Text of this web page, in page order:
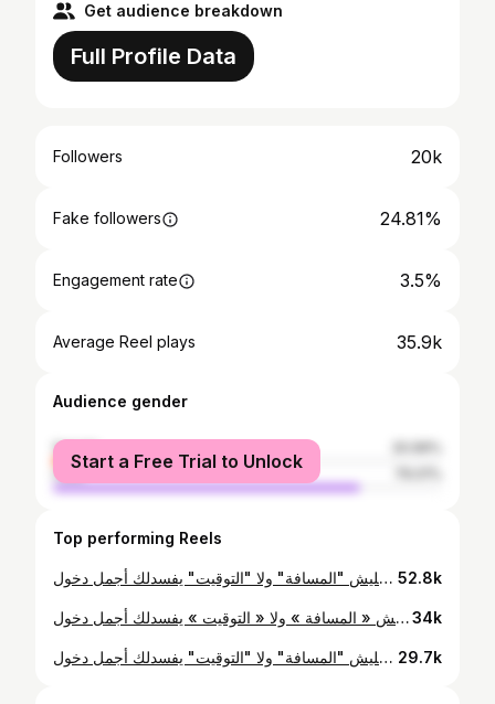
Get audience breakdown
Full Profile Data
Followers 20k
Fake followers 24.81%
Engagement rate 3.5%
Average Reel plays 35.9k
Audience gender
female
male
Start a Free Trial to Unlock
Top performing Reels
يوم زفافك يتعاش مرة فالعمر.. ما تخليش "المسافة" ولا "التوقيت" يفسدلك أجمل دخول 🇩🇿✈️💍 سواء كنت هنا في البلاد، ولا راك جاي من الغربة باش تفرح مع لافامي.. لحظة وصولك لازم تكون "تاريخية". الباب يتفتح.. الأنظار تحبس.. والكل يقول: "الله يبارك، جا السلطان". في Luxury Force، حنا ماشي غير كراء.. حنا "شريكك" في صناعة الهيبة: ✅ أسطول Vip (G-Class, S-Class, Range..) واجد ونقي يستناك. ✅ حجز سهل ومضمون من الخارج (تهنى من هم الطرونسبور قبل ما تقلع الطيارة). ✅ تعامل احترافي يليق بمقامك (وقتنا هو وقتنا). ✅ مظهر سينمائي يخلد صورك وفيديوهاتك للأبد. ⏳ نصيحة خاوة: الصيف راهو قريب، والسيارات "الملكية" تطير بالحجز المسبق. ما تضيعش وقتك فالمطار تحوس.. احجز "قدرك" من الآن وارتاح. "الغربة صعيبة.. بصح العرس فالجزائر لازم يكون حلو". ❤️ 📩 ابعثلنا رسالة (DM) ولا اتصل عبر الواتساب (الرقم في البيو). مرحباً بولاد لبلاد وين ما كانوا. 📍 متواجدون في الجزائر العاصمة وضواحيها. . . . #luxuryforcelocationvoiture #LuxuryForce #AlgerianWedding #MariageAlgerien #CortegeMariage #Zmigria #AlgeriensdeFrance #DiasporaDz #Marseille #Paris #DubaiDz #Algiers #Oran #عرس_جزائري #الجالية_الجزائرية #تصديرة_العروس_الجزائرية #كراء_سيارات #فخامة #GClassDZ #SClass #MariageDz #الجزائر #مغتربين_الجزائر 52.8k
يوم زفافك يتعاش مرة فالعمر.. ما تخليش « المسافة » ولا « التوقيت » يفسدلك أجمل دخول 🇩🇿✈️💍 سواء كنت هنا في البلاد، ولا راك جاي من الغربة باش تفرح مع لافامي.. لحظة وصولك لازم تكون « تاريخية ». الباب يتفتح.. الأنظار تحبس.. والكل يقول: « الله يبارك، جا السلطان ». في Luxury Force، حنا ماشي غير كراء.. حنا « شريكك » في صناعة الهيبة: ✅ أسطول Vip (G-Class, S-Class, Range..) واجد ونقي يستناك. ✅ حجز سهل ومضمون من الخارج (تهنى من هم الطرونسبور قبل ما تقلع الطيارة). ✅ تعامل احترافي يليق بمقامك (وقتنا هو وقتنا). ✅ مظهر سينمائي يخلد صورك وفيديوهاتك للأبد. ⏳ نصيحة خاوة: الصيف راهو قريب، والسيارات « الملكية » تطير بالحجز المسبق. ما تضيعش وقتك فالمطار تحوس.. احجز « قدرك » من الآن وارتاح. « الغربة صعيبة.. بصح العرس فالجزائر لازم يكون حلو ». ❤️ 📩 ابعثلنا رسالة (DM) ولا اتصل عبر الواتساب (الرقم في البيو). مرحباً بولاد لبلاد وين ما كانوا. 📍 متواجدون في الجزائر العاصمة وضواحيها. . . . #luxuryforcelocationvoiture #LuxuryForce #AlgerianWedding #MariageAlgerien #CortegeMariage #Zmigria #AlgeriensdeFrance #DiasporaDz #Marseille #Paris #DubaiDz #Algiers #Oran #عرس_جزائري #الجالية_الجزائرية #تصديرة_العروس_الجزائرية #كراء_سيارات #فخامة #GClassDZ #SClass #MariageDz #الجزائر #مغتربين_الجزائر34k
يوم زفافك يتعاش مرة فالعمر.. ما تخليش "المسافة" ولا "التوقيت" يفسدلك أجمل دخول 🇩🇿✈️💍 سواء كنت هنا في البلاد، ولا راك جاي من الغربة باش تفرح مع لافامي.. لحظة وصولك لازم تكون "تاريخية". الباب يتفتح.. الأنظار تحبس.. والكل يقول: "الله يبارك، جا السلطان". في Luxury Force، حنا ماشي غير كراء.. حنا "شريكك" في صناعة الهيبة: ✅ أسطول Vip (G-Class, S-Class, Range..) واجد ونقي يستناك. ✅ حجز سهل ومضمون من الخارج (تهنى من هم الطرونسبور قبل ما تقلع الطيارة). ✅ تعامل احترافي يليق بمقامك (وقتنا هو وقتنا). ✅ مظهر سينمائي يخلد صورك وفيديوهاتك للأبد. ⏳ نصيحة خاوة: الصيف راهو قريب، والسيارات "الملكية" تطير بالحجز المسبق. ما تضيعش وقتك فالمطار تحوس.. احجز "قدرك" من الآن وارتاح. "الغربة صعيبة.. بصح العرس فالجزائر لازم يكون حلو". ❤️ 📩 ابعثلنا رسالة (DM) ولا اتصل عبر الواتساب (الرقم في البيو). مرحباً بولاد لبلاد وين ما كانوا. 📍 متواجدون في الجزائر العاصمة وضواحيها. . . . #luxuryforcelocationvoiture #LuxuryForce #AlgerianWedding #MariageAlgerien #CortegeMariage Zmigria AlgeriensdeFrance DiasporaDz Marseille Paris DubaiDz Algiers Oran عرس_جزائري الجالية_الجزائرية تصديرة_العروس_الجزائرية كراء_سيارات فخامة GClassDZ SClass MariageDz الجزائر مغتربين_الجزائر 29.7k